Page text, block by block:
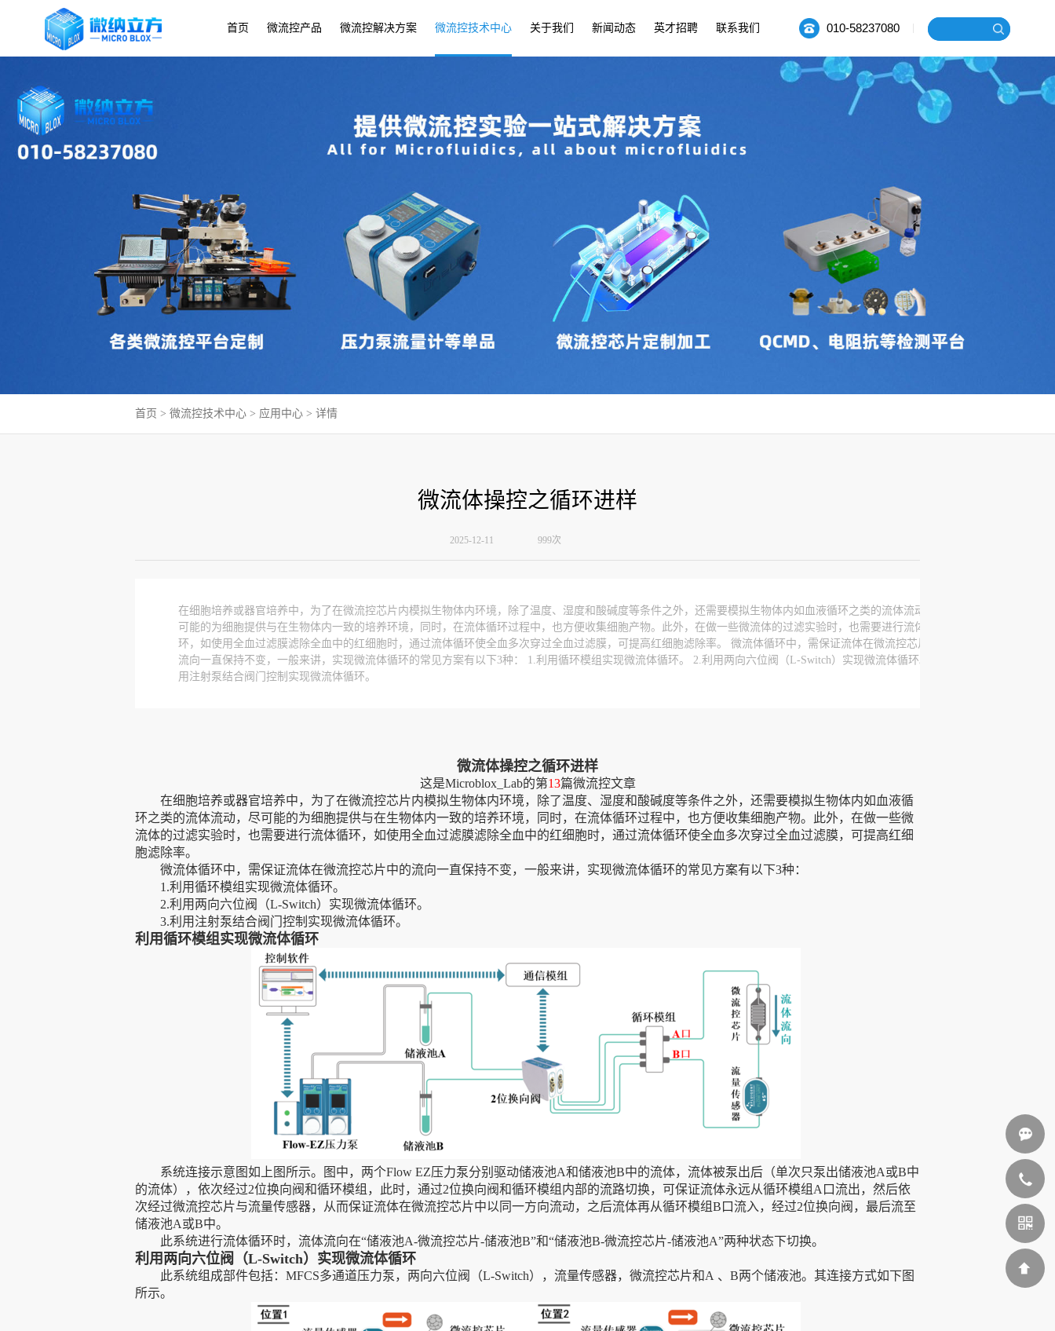
首页 微流控产品 微流控解决方案 微流控技术中心 关于我们 新闻动态 英才招聘 联系我们 010-58237080
首页 > 微流控技术中心 > 应用中心 > 详情
微流体操控之循环进样
2025-12-11 999次
在细胞培养或器官培养中，为了在微流控芯片内模拟生物体内环境，除了温度、湿度和酸碱度等条件之外，还需要模拟生物体内如血液循环之类的流体流动，尽
可能的为细胞提供与在生物体内一致的培养环境，同时，在流体循环过程中，也方便收集细胞产物。此外，在做一些微流体的过滤实验时，也需要进行流体循
环，如使用全血过滤膜滤除全血中的红细胞时，通过流体循环使全血多次穿过全血过滤膜，可提高红细胞滤除率。 微流体循环中，需保证流体在微流控芯片中的
流向一直保持不变，一般来讲，实现微流体循环的常见方案有以下3种： 1.利用循环模组实现微流体循环。 2.利用两向六位阀（L-Switch）实现微流体循环。 3.利
用注射泵结合阀门控制实现微流体循环。
微流体操控之循环进样
这是Microblox_Lab的第13篇微流控文章
在细胞培养或器官培养中，为了在微流控芯片内模拟生物体内环境，除了温度、湿度和酸碱度等条件之外，还需要模拟生物体内如血液循
环之类的流体流动，尽可能的为细胞提供与在生物体内一致的培养环境，同时，在流体循环过程中，也方便收集细胞产物。此外，在做一些微
流体的过滤实验时，也需要进行流体循环，如使用全血过滤膜滤除全血中的红细胞时，通过流体循环使全血多次穿过全血过滤膜，可提高红细
胞滤除率。
微流体循环中，需保证流体在微流控芯片中的流向一直保持不变，一般来讲，实现微流体循环的常见方案有以下3种：
1.利用循环模组实现微流体循环。
2.利用两向六位阀（L-Switch）实现微流体循环。
3.利用注射泵结合阀门控制实现微流体循环。
利用循环模组实现微流体循环
系统连接示意图如上图所示。图中，两个Flow EZ压力泵分别驱动储液池A和储液池B中的流体，流体被泵出后（单次只泵出储液池A或B中
的流体），依次经过2位换向阀和循环模组，此时，通过2位换向阀和循环模组内部的流路切换，可保证流体永远从循环模组A口流出，然后依
次经过微流控芯片与流量传感器，从而保证流体在微流控芯片中以同一方向流动，之后流体再从循环模组B口流入，经过2位换向阀，最后流至
储液池A或B中。
此系统进行流体循环时，流体流向在“储液池A-微流控芯片-储液池B”和“储液池B-微流控芯片-储液池A”两种状态下切换。
利用两向六位阀（L-Switch）实现微流体循环
此系统组成部件包括：MFCS多通道压力泵，两向六位阀（L-Switch），流量传感器，微流控芯片和A 、B两个储液池。其连接方式如下图
所示。
010-
58237080